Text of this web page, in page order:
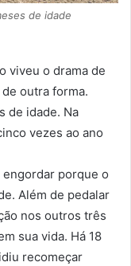
de idade
viveu o drama de
outra forma.
de idade. Na
vezes ao ano
porque o
Além de pedalar
nos outros três
sua vida. Há 18
recomeçar